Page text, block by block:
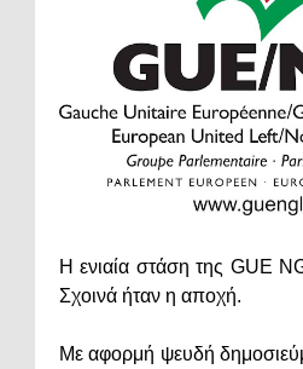
Η ενιαία στάση της GUE
Σχοινά ήταν η αποχή.
Με αφορμή ψευδή